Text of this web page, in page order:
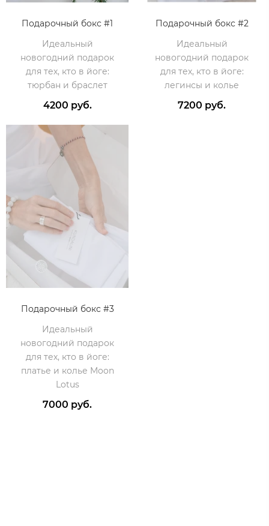
Подарочный бокс #1
Идеальный
новогодний подарок
для тех, кто в йоге:
тюрбан и браслет
4200 руб.
Подарочный бокс #2
Идеальный
новогодний подарок
для тех, кто в йоге:
легинсы и колье
7200 руб.
Подарочный бокс #3
Идеальный
новогодний подарок
для тех, кто в йоге:
платье и колье Moon
Lotus
7000 руб.